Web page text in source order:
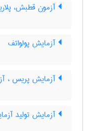
آزمون قطبش،
آزمایش پولواتف
آزمایش پریس ،
آزمایش تولید